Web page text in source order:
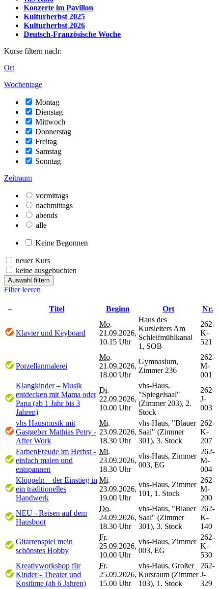
Konzerte im Pavillon
Kulturherbst 2025
Kulturherbst 2026
Deutsch-Französische Woche
Kurse filtern nach:
Ort
Wochentage
Montag
Dienstag
Mittwoch
Donnerstag
Freitag
Samstag
Sonntag
Zeitraum
vormittags
nachmittags
abends
alle
Keine Begonnen
neuer Kurs
keine ausgebuchten
Auswahl filtern
Filter leeren
– Titel Beginn Ort Nr.
Klavier und Keyboard
Mo.
21.09.2026,
10.15 Uhr
Haus des
Kursleiters Am
Schleifmühlkanal
1, SOB
262-
K-
521
Porzellanmalerei
Mo.
21.09.2026,
18.00 Uhr
Gymnasium,
Zimmer 236
262-
M-
001
Klangkinder – Musik
entdecken mit Mama oder
Papa (ab 1 Jahr bis 3
Jahren)
Di.
22.09.2026,
10.00 Uhr
vhs-Haus,
"Spiegelsaal"
(Zimmer 203), 2.
Stock
262-
J-
003
vhs Hausmusik mit
Gastgeber Mathias Petry -
After Work
Mi.
23.09.2026,
18.30 Uhr
vhs-Haus, "Blauer
Saal" (Zimmer
301), 3. Stock
262-
K-
207
FarbenFreude im Herbst -
einfach malen und
entspannen
Mi.
23.09.2026,
18.30 Uhr
vhs-Haus, Zimmer
003, EG
262-
M-
004
Klöppeln – der Einstieg in
ein traditionelles
Handwerk
Mi.
23.09.2026,
19.00 Uhr
vhs-Haus, Zimmer
101, 1. Stock
262-
M-
200
NEU - Reisen auf dem
Hausboot
Do.
24.09.2026,
18.30 Uhr
vhs-Haus, "Blauer
Saal" (Zimmer
301), 3. Stock
262-
K-
140
Gitarrenspiel mein
schönstes Hobby
Fr.
25.09.2026,
10.00 Uhr
vhs-Haus, Zimmer
003, EG
262-
K-
530
Kreativworkshop für
Kinder - Theater und
Kostüme (ab 6 Jahren)
Fr.
25.09.2026,
15.00 Uhr
vhs-Haus, Großer
Kursraum (Zimmer
103), 1. Stock
262-
J-
329